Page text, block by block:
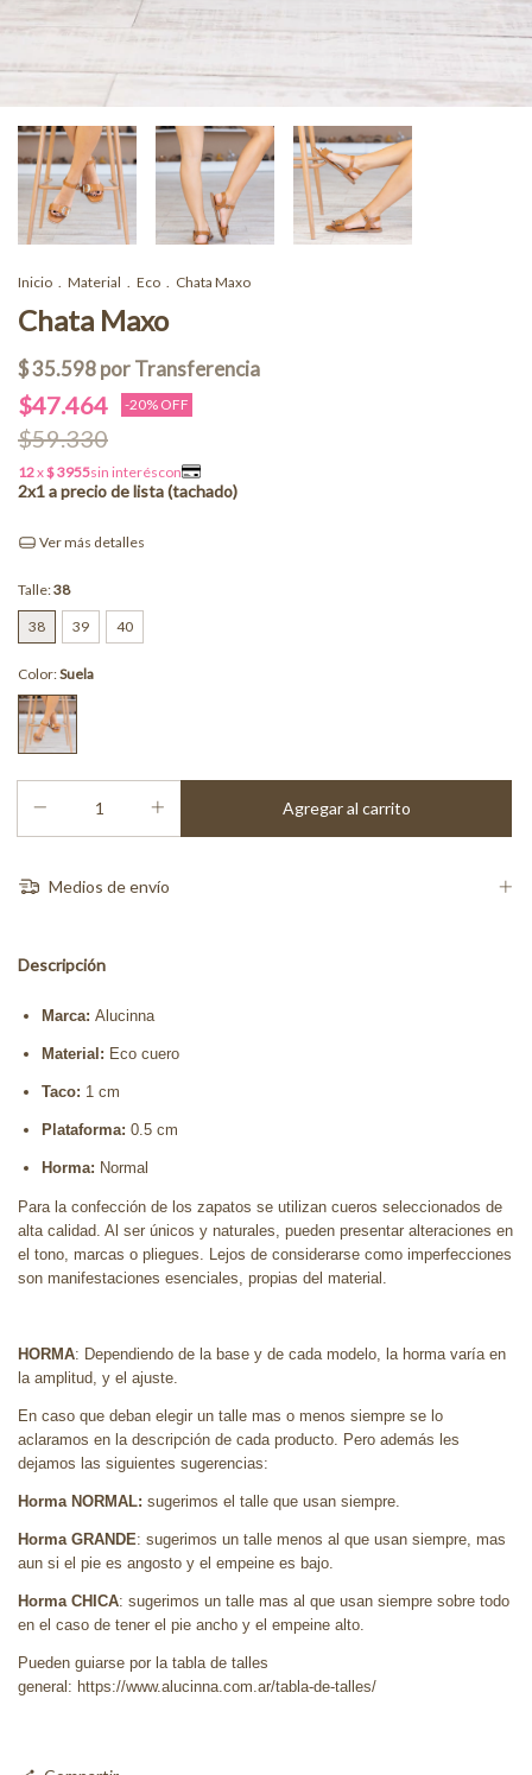
Inicio . Material . Eco . Chata Maxo
Chata Maxo
$47.464 -20% OFF
$59.330
Ver más detalles
Talle:38
38 39 40
Color:Suela
Medios de envío
Descripción
Marca: Alucinna
Material: Eco cuero
Taco: 1 cm
Plataforma: 0.5 cm
Horma: Normal
Para la confección de los zapatos se utilizan cueros seleccionados de
alta calidad. Al ser únicos y naturales, pueden presentar alteraciones en
el tono, marcas o pliegues. Lejos de considerarse como imperfecciones
son manifestaciones esenciales, propias del material.
HORMA: Dependiendo de la base y de cada modelo, la horma varía en
la amplitud, y el ajuste.
En caso que deban elegir un talle mas o menos siempre se lo
aclaramos en la descripción de cada producto. Pero además les
dejamos las siguientes sugerencias:
Horma NORMAL: sugerimos el talle que usan siempre.
Horma GRANDE: sugerimos un talle menos al que usan siempre, mas
aun si el pie es angosto y el empeine es bajo.
Horma CHICA: sugerimos un talle mas al que usan siempre sobre todo
en el caso de tener el pie ancho y el empeine alto.
Pueden guiarse por la tabla de talles
general: https://www.alucinna.com.ar/tabla-de-talles/